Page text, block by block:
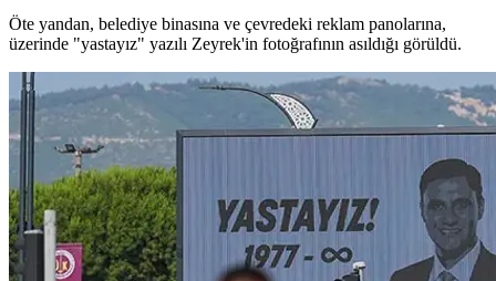
Öte yandan, belediye binasına ve çevredeki reklam panolarına,
üzerinde "yastayız" yazılı Zeyrek'in fotoğrafının asıldığı görüldü.